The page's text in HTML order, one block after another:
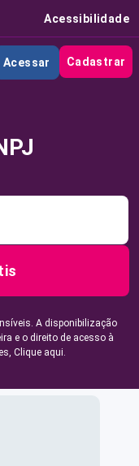
Acessibilidade
Acessar Cadastrar
A disponibilização
e o direito de acesso à
Clique aqui.